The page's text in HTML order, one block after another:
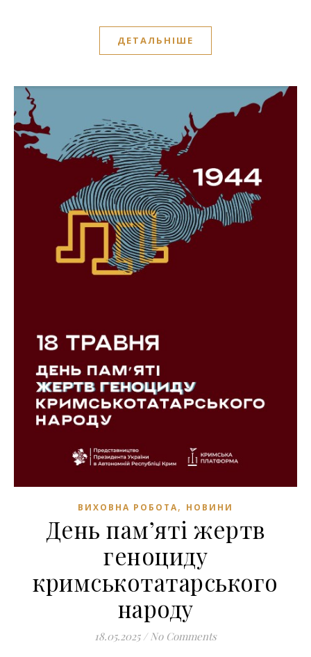
ДЕТАЛЬНІШЕ
ВИХОВНА РОБОТА, НОВИНИ
День пам’яті жертв
геноциду
кримськотатарського
народу
18.05.2025 / No Comments